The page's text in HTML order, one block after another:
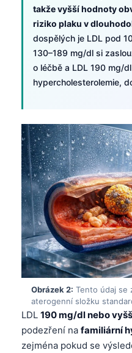
takže vyšší hodnoty
riziko plaku v
dospělých je LDL pod
130–189 mg/dl si
o léčbě a LDL 190 mg/
hypercholesterolemie,
Obrázek 2: Tento údaj se
aterogenní složku
LDL 190 mg/dl nebo
podezření na familiární
zejména pokud se